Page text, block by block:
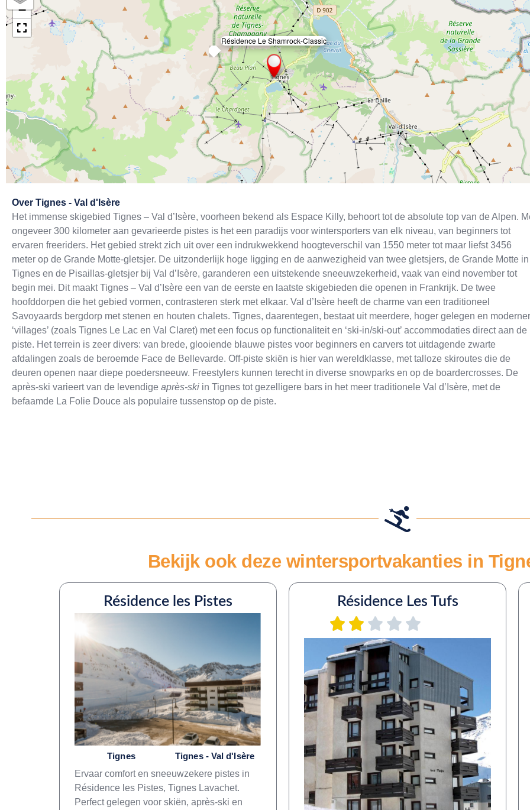
Résidence Le Shamrock-Classic
×
−
Over Tignes - Val d'Isère
Het immense skigebied Tignes – Val d’Isère, voorheen bekend als Espace Killy, behoort tot de absolute top van de Alpen.
ongeveer 300 kilometer aan gevarieerde pistes is het een paradijs voor wintersporters van elk niveau, van beginners tot
ervaren freeriders. Het gebied strekt zich uit over een indrukwekkend hoogteverschil van 1550 meter tot maar liefst 3456
meter op de Grande Motte-gletsjer. De uitzonderlijk hoge ligging en de aanwezigheid van twee gletsjers, de Grande Motte in
Tignes en de Pisaillas-gletsjer bij Val d’Isère, garanderen een uitstekende sneeuwzekerheid, vaak van eind november tot
begin mei. Dit maakt Tignes – Val d’Isère een van de eerste en laatste skigebieden die openen in Frankrijk. De twee
hoofddorpen die het gebied vormen, contrasteren sterk met elkaar. Val d’Isère heeft de charme van een traditioneel
Savoyaards bergdorp met stenen en houten chalets. Tignes, daarentegen, bestaat uit meerdere, hoger gelegen en
‘villages’ (zoals Tignes Le Lac en Val Claret) met een focus op functionaliteit en ‘ski-in/ski-out’ accommodaties direct aan de
piste. Het terrein is zeer divers: van brede, glooiende blauwe pistes voor beginners en carvers tot uitdagende zwarte
afdalingen zoals de beroemde Face de Bellevarde. Off-piste skiën is hier van wereldklasse, met talloze skiroutes die de
deuren openen naar diepe poedersneeuw. Freestylers kunnen terecht in diverse snowparks en op de boardercrosses. De
après-ski varieert van de levendige après-ski in Tignes tot gezelligere bars in het meer traditionele Val d’Isère, met de
befaamde La Folie Douce als populaire tussenstop op de piste.
Bekijk ook deze wintersportvakanties in
Résidence les Pistes
Tignes
Tignes - Val d'Isère
Ervaar comfort en sneeuwzekere pistes in
Résidence les Pistes, Tignes Lavachet.
Perfect gelegen voor skiën, après-ski en
Résidence Les Tufs